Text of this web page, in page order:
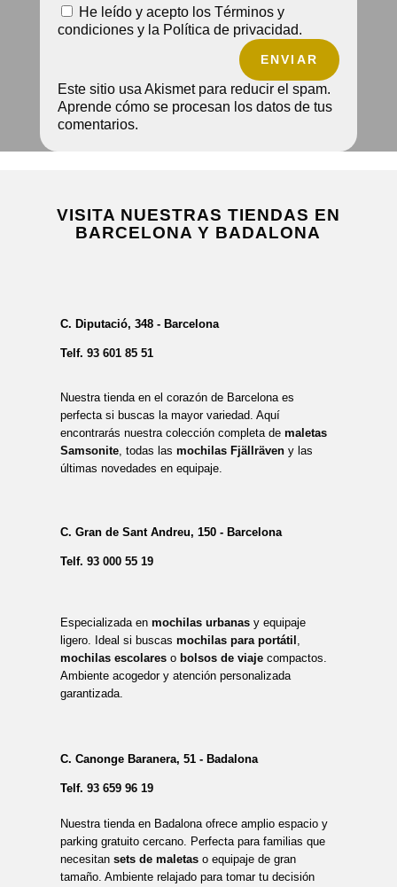
He leído y acepto los Términos y
condiciones y la Política de privacidad.
ENVIAR
Este sitio usa Akismet para reducir el spam.
Aprende cómo se procesan los datos de tus
comentarios.
VISITA NUESTRAS TIENDAS EN
BARCELONA Y BADALONA
C. Diputació, 348 - Barcelona
Telf. 93 601 85 51
Nuestra tienda en el corazón de Barcelona es
perfecta si buscas la mayor variedad. Aquí
encontrarás nuestra colección completa de maletas
Samsonite, todas las mochilas Fjällräveny las
últimas novedades en equipaje.
C. Gran de Sant Andreu, 150 - Barcelona
Telf. 93 000 55 19
Especializada en mochilas urbanasy equipaje
ligero. Ideal si buscas mochilas para portátil ,
mochilas escolareso bolsos de viajecompactos.
Ambiente acogedor y atención personalizada
garantizada.
C. Canonge Baranera, 51 - Badalona
Telf. 93 659 96 19
Nuestra tienda en Badalona ofrece amplio espacio y
parking gratuito cercano. Perfecta para familias que
necesitan sets de maletaso equipaje de gran
tamaño. Ambiente relajado para tomar tu decisión